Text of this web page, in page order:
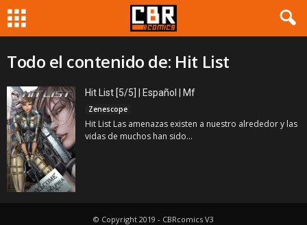
Todo el contenido de: Hit List
Hit List [5/5] | Español | Mf
Zenescope
Hit List Las amenazas existen a nuestro alrededor y las
vidas de muchos han sido...
© Copyright 2019 - CBRcomics V3